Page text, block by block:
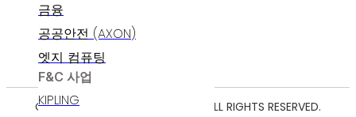
금융
공공안전 (AXON)
엣지 컴퓨팅
F&C 사업
KIPLING
COPYRIGHT ⓒ 2025 POLARIS AI. ALL RIGHTS RESERVED.